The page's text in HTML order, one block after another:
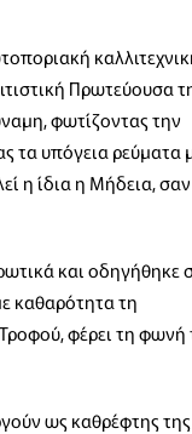
Πρωτεύουσα
φωτίζοντας την
τα υπόγεια ρεύματα
η ίδια η Μήδεια, σαν
και οδηγήθηκε
καθαρότητα τη
φέρει τη φωνή
ως καθρέφτης της